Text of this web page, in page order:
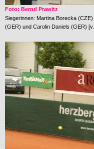
Foto: Bernd Prawitz
Siegerinnen: Martina Borecka
(GER) und Carolin Daniels (GER)